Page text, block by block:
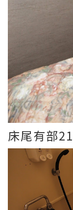
床尾有部